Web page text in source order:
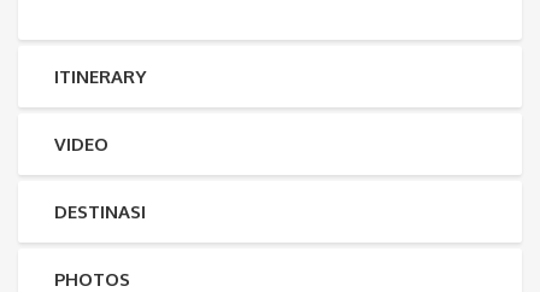
ITINERARY
VIDEO
DESTINASI
PHOTOS